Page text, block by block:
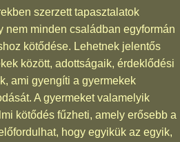
szerzett tapasztalatok
nem minden családban egyformán
kötődése. Lehetnek jelentős
között, adottságaik, érdeklődési
ami gyengíti a gyermekek
A gyermeket valamelyik
kötődés fűzheti, amely erősebb a
hogy egyikük az egyik,